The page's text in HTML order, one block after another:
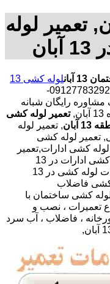
کشی در 13 آبان, تعمیر لوله
آبان
لوله کشی 13
,09127783292-
مشاوره رایگان شبانه
تعمیر لوله کشی
, تعمیر لوله
کشی, تعمیر لوله کشی
کشی ادارات,تعمیر
لوله کشی شرکت در 13 آبان,تعمیر لوله کشی ادارات در 13
آبان,تعمیر لوله کشی با نرخ اتحادیه ,خدمات لوله کشی در 13
در 13 آبان,لوله کشی فاضلاب
کشی ساختمان با
تعمیرات ، نصب و
، فاضلاب ، آب سرد